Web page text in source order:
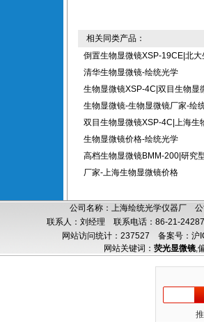
相关同类产品：
倒置生物显微镜XSP-19CE|北大
清华生物显微镜-绘统光学
生物显微镜XSP-4C|双目生物显
生物显微镜-生物显微镜厂家-绘
双目生物显微镜XSP-4C|上海生
生物显微镜价格-绘统光学
高档生物显微镜BMM-200|研究
厂家-上海生物显微镜价格
公司名称：上海绘统光学仪器厂
联系人：刘经理 联系电话：86-21-
网站访问统计：237527 备案号：沪
网站关键词： 荧光显微镜,